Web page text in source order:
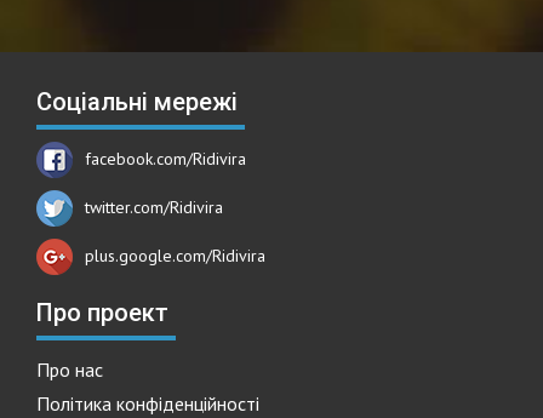
Соціальні мережі
facebook.com/Ridivira
twitter.com/Ridivira
plus.google.com/Ridivira
Про проект
Про нас
Політика конфіденційності